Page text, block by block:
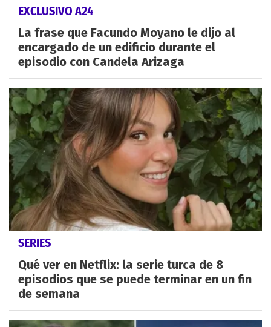
EXCLUSIVO A24
La frase que Facundo Moyano le dijo al
encargado de un edificio durante el
episodio con Candela Arizaga
SERIES
Qué ver en Netflix: la serie turca de 8
episodios que se puede terminar en un fin
de semana